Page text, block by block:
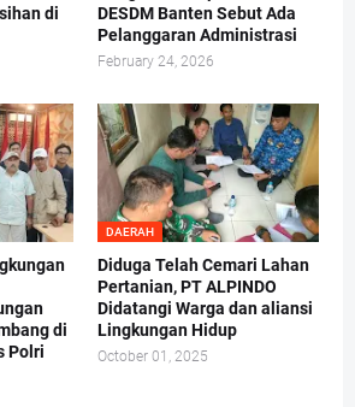
di
DESDM Banten Sebut Ada
Pelanggaran Administrasi
February 24, 2026
di
Polri
DAERAH
Diduga Telah Cemari Lahan
Pertanian, PT ALPINDO
Didatangi Warga dan aliansi
Lingkungan Hidup
October 01, 2025